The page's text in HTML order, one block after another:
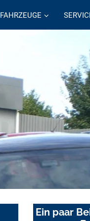
FAHRZEUGE
Ein paar